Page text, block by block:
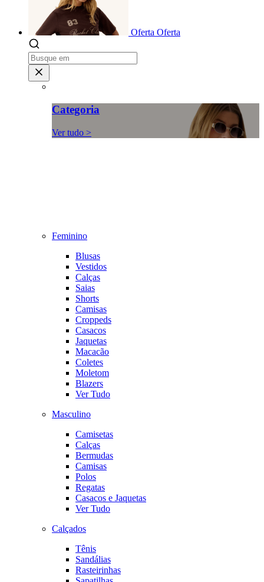
Oferta Oferta
Categoria
Ver tudo >
Feminino
Blusas
Vestidos
Calças
Saias
Shorts
Camisas
Croppeds
Casacos
Jaquetas
Macacão
Coletes
Moletom
Blazers
Ver Tudo
Masculino
Camisetas
Calças
Bermudas
Camisas
Polos
Regatas
Casacos e Jaquetas
Ver Tudo
Calçados
Tênis
Sandálias
Rasteirinhas